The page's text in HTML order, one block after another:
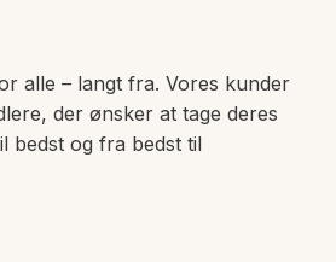
alle – langt fra. Vores kunder
der ønsker at tage deres
bedst og fra bedst til